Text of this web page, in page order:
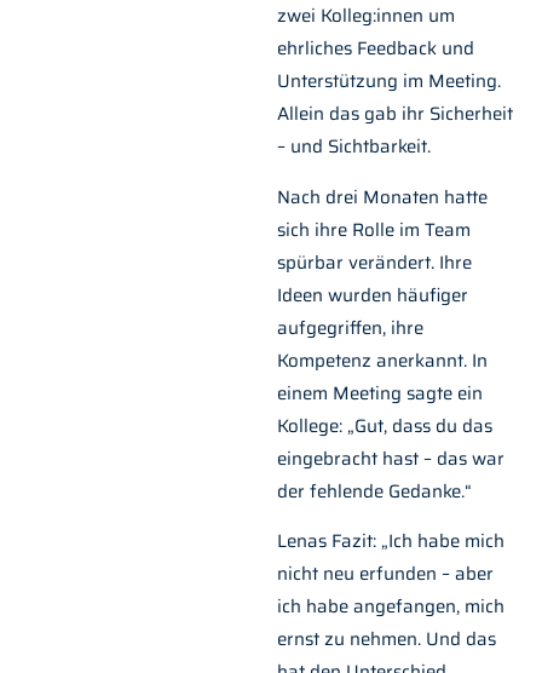
zwei Kolleg:innen um
ehrliches Feedback und
Unterstützung im Meeting.
Allein das gab ihr Sicherheit
– und Sichtbarkeit.
Nach drei Monaten hatte
sich ihre Rolle im Team
spürbar verändert. Ihre
Ideen wurden häufiger
aufgegriffen, ihre
Kompetenz anerkannt. In
einem Meeting sagte ein
Kollege: „Gut, dass du das
eingebracht hast – das war
der fehlende Gedanke.“
Lenas Fazit: „Ich habe mich
nicht neu erfunden – aber
ich habe angefangen, mich
ernst zu nehmen. Und das